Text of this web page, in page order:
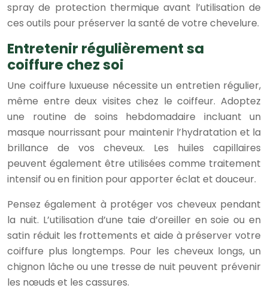
spray de protection thermique avant l’utilisation de
ces outils pour préserver la santé de votre chevelure.
Entretenir régulièrement sa
coiffure chez soi
Une coiffure luxueuse nécessite un entretien régulier,
même entre deux visites chez le coiffeur. Adoptez
une routine de soins hebdomadaire incluant un
masque nourrissant pour maintenir l’hydratation et la
brillance de vos cheveux. Les huiles capillaires
peuvent également être utilisées comme traitement
intensif ou en finition pour apporter éclat et douceur.
Pensez également à protéger vos cheveux pendant
la nuit. L’utilisation d’une taie d’oreiller en soie ou en
satin réduit les frottements et aide à préserver votre
coiffure plus longtemps. Pour les cheveux longs, un
chignon lâche ou une tresse de nuit peuvent prévenir
les nœuds et les cassures.